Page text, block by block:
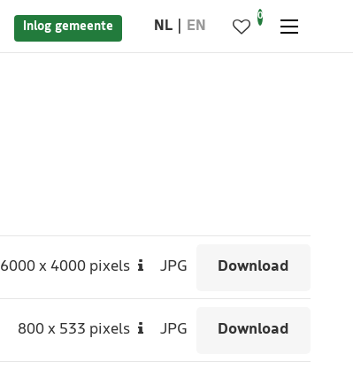
Inlog gemeente NL EN
0
6000x 4000 pixels JPG Download
800x 533 pixels JPG Download